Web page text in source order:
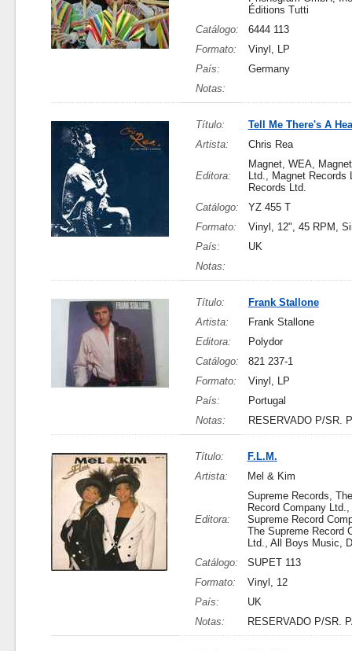
Éditions Tutti
Catálogo:
6444 113
Formato:
Vinyl, LP
País:
Germany
Notas:
Título:
Tell Me There's A
Artista:
Chris Rea
Editora:
Magnet, WEA,
Ltd., Magnet Records
Records Ltd.
Catálogo:
YZ 455 T
Formato:
Vinyl, 12", 45 RPM,
País:
UK
Notas:
Título:
Frank Stallone
Artista:
Frank Stallone
Editora:
Polydor
Catálogo:
821 237-1
Formato:
Vinyl, LP
País:
Portugal
Notas:
RESERVADO P/SR.
Título:
F.L.M.
Artista:
Mel & Kim
Editora:
Supreme Records,
Record Company Ltd.,
Supreme Record
The Supreme Record
Ltd., All Boys Music,
Catálogo:
SUPET 113
Formato:
Vinyl, 12
País:
UK
Notas:
RESERVADO P/SR.